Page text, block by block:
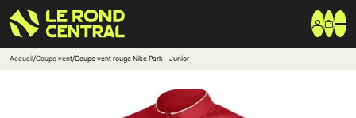
Accueil/Coupe vent/Coupe vent rouge Nike Park – Junior